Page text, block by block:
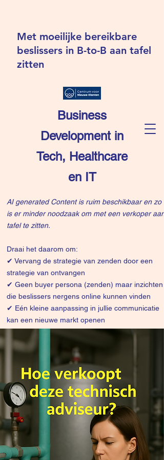
Business
Development in
Tech, Healthcare
en IT
Met moeilijke bereikbare
beslissers in B-to-B aan tafel
zitten
AI generated Content is ruim beschikbaar en zo
is er minder noodzaak om met een verkoper aan
tafel te zitten.
Draai het daarom om:
✔ Vervang de strategie van zenden door een
strategie van ontvangen
✔ Geen buyer persona (zenden) maar inzichten
die beslissers nergens online kunnen vinden
✔ Eén kleine aanpassing in jullie communicatie
kan een nieuwe markt openen